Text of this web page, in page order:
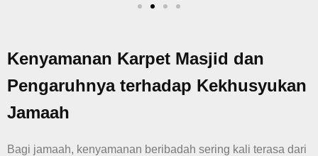
Kenyamanan Karpet Masjid dan
Pengaruhnya terhadap Kekhusyukan
Jamaah
Bagi jamaah, kenyamanan beribadah sering kali terasa dari